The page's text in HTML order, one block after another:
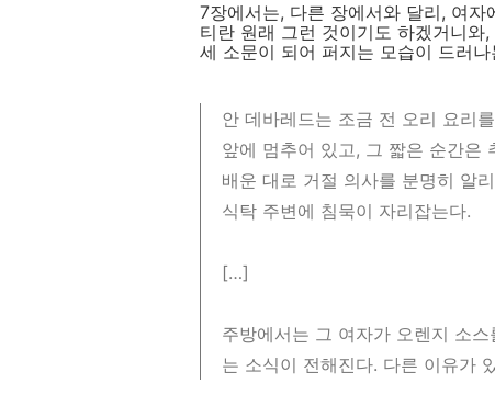
7장에서는, 다른 장에서와 달리, 여
티란 원래 그런 것이기도 하겠거니
세 소문이 되어 퍼지는 모습이 드러
안 데바레드는 조금 전 오리 요리
앞에 멈추어 있고, 그 짧은 순간은
배운 대로 거절 의사를 분명히 알
식탁 주변에 침묵이 자리잡는다.
[…]
주방에서는 그 여자가 오렌지 소
는 소식이 전해진다. 다른 이유가